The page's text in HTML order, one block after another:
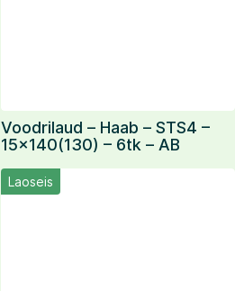
Voodrilaud – Haab – STS4 –
15×140(130) – 6tk – AB
Laoseis